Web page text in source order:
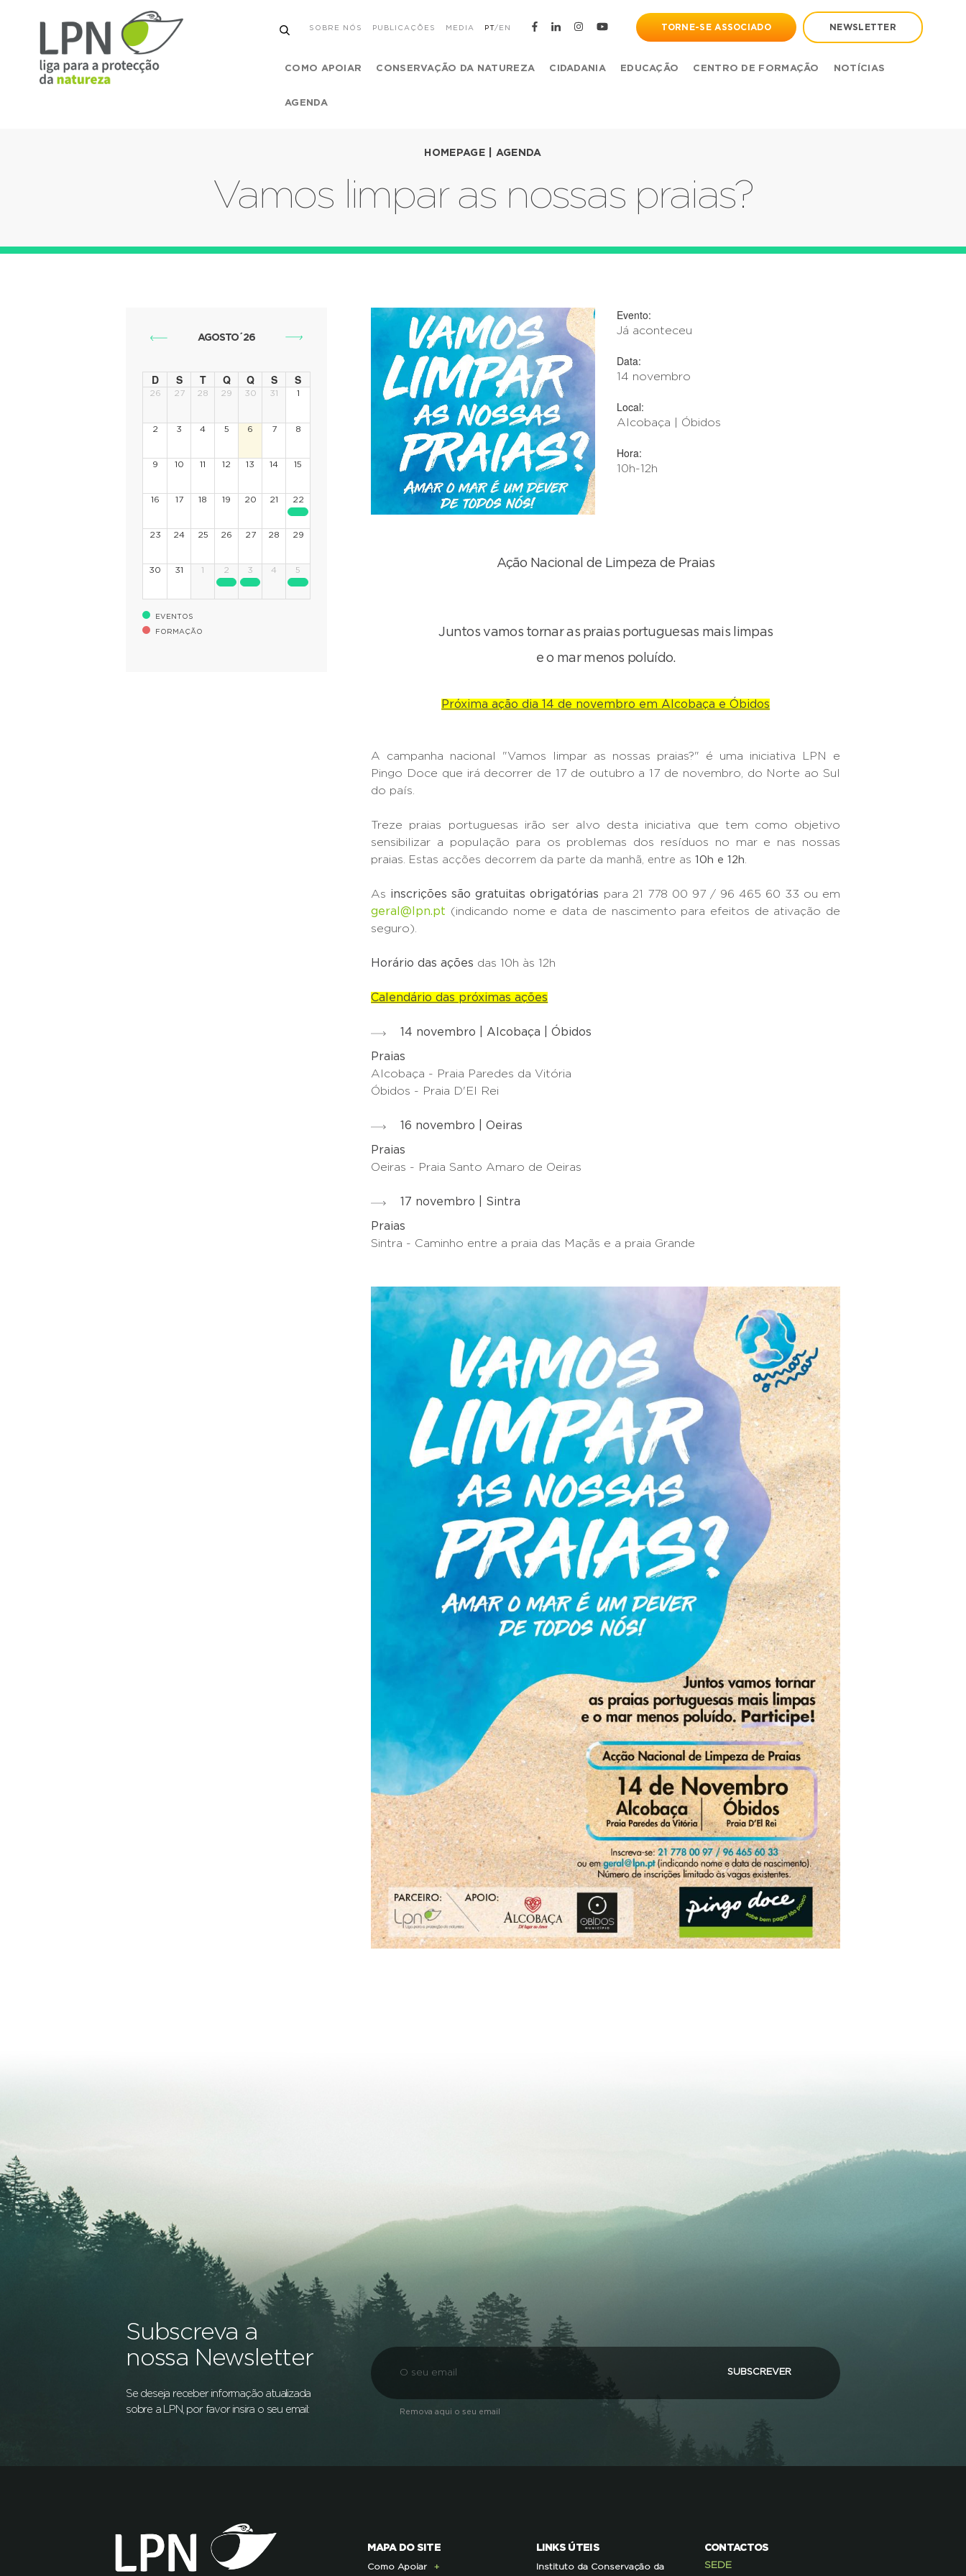
SOBRE NÓS PUBLICAÇÕES MEDIA PT/ EN TORNE-SE ASSOCIADO NEWSLETTER
COMO APOIAR CONSERVAÇÃO DA NATUREZA CIDADANIA EDUCAÇÃO CENTRO DE FORMAÇÃO NOTÍCIAS
AGENDA
HOMEPAGE| AGENDA
Vamos limpar as nossas praias?
AGOSTO´26
D S T Q Q S S
26 27 28 29 30 31 1
2 3 4 5 6 7 8
9 10 11 12 13 14 15
16 17 18 19 20 21 22
23 24 25 26 27 28 29
30 31 1 2 3 4 5
EVENTOS
FORMAÇÃO
Evento:
Já aconteceu
Data:
14 novembro
Local:
Alcobaça | Óbidos
Hora:
10h-12h
Ação Nacional de Limpeza de Praias
Juntos vamos tornar as praias portuguesas mais limpas
e o mar menos poluído.
Próxima ação dia 14 de novembro em Alcobaça e Óbidos
A campanha nacional "Vamos limpar as nossas praias?" é uma iniciativa LPN e
Pingo Doce que irá decorrer de 17 de outubro a 17 de novembro, do Norte ao Sul
do país.
Treze praias portuguesas irão ser alvo desta iniciativa que tem como objetivo
sensibilizar a população para os problemas dos resíduos no mar e nas nossas
praias. Estas acções decorrem da parte da manhã, entre as10h e 12h.
As inscrições são gratuitas obrigatórias para 21 778 00 97 / 96 465 60 33 ou em
geral@lpn.pt (indicando nome e data de nascimento para efeitos de ativação de
seguro).
Horário das ações das 10h às 12h
Calendário das próximas ações
14 novembro | Alcobaça | Óbidos
Praias
Alcobaça - Praia Paredes da Vitória
Óbidos - Praia D'El Rei
16 novembro | Oeiras
Praias
Oeiras - Praia Santo Amaro de Oeiras
17 novembro | Sintra
Praias
Sintra - Caminho entre a praia das Maçãs e a praia Grande
Subscreva a
nossa Newsletter
Se deseja receber informação atualizada
sobre a LPN, por favor insira o seu email:
SUBSCREVER
Remova aqui o seu email
MAPA DO SITE
Como Apoiar
LINKS ÚTEIS
Instituto da Conservação da
CONTACTOS
SEDE